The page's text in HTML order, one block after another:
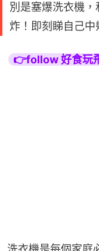
別是塞爆洗衣機
炸！即刻睇自己中
👉follow 好食玩